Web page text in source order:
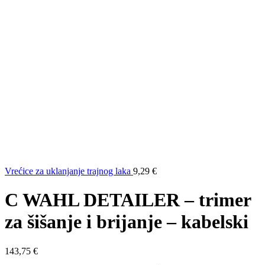
Vrećice za uklanjanje trajnog laka 9,29 €
C WAHL DETAILER – trimer
za šišanje i brijanje – kabelski
143,75 €